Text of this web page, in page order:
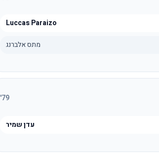
Luccas Paraizo
מתס אלברנג
79
'
עדן שמיר